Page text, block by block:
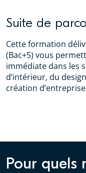
Suite de
Cette formation
(Bac+5) vous
immédiate dans les
d’intérieur, du
création
Pour quels